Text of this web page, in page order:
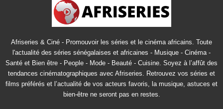
Afriseries & Ciné - Promouvoir les séries et le cinéma africains. Toute
l'actualité des séries sénégalaises et africaines - Musique - Cinéma -
Santé et Bien être - People - Mode - Beauté - Cuisine. Soyez à l’affût des
tendances cinématographiques avec Afriseries. Retrouvez vos séries et
films préférés et l’actualité de vos acteurs favoris, la musique, astuces et
bien-être ne seront pas en restes.